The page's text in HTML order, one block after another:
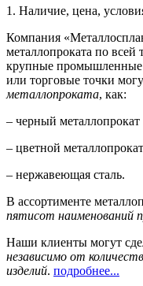
1. Наличие, цена,
Компания
металлопроката по
крупные промышленные
или торговые точки
металлопроката, как:
– черный металлопрокат
– цветной металлопрокат
– нержавеющая сталь.
В ассортименте
пятисот наименований
Наши клиенты могут
независимо от
изделий. подробнее...